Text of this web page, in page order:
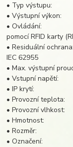
• Typ
• Výstupní
• Ovládání:
pomocíRFID karty (
• Residuální
IEC 62955
• Max. výstupní
• Vstupní
• IP
• Provozní
• Provozní
•
• Rozměr:
•